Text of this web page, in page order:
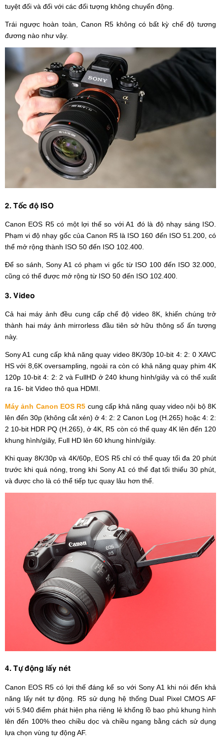
tuyệt đối và đối với các đối tượng không chuyển động.
Trái ngược hoàn toàn, Canon R5 không có bất kỳ chế độ tương
đương nào như vậy.
2. Tốc độ ISO
Canon EOS R5 có một lợi thế so với A1 đó là độ nhạy sáng ISO.
Phạm vi độ nhạy gốc của Canon R5 là ISO 160 đến ISO 51.200, có
thể mở rộng thành ISO 50 đến ISO 102.400.
Để so sánh, Sony A1 có phạm vi gốc từ ISO 100 đến ISO 32.000,
cũng có thể được mở rộng từ ISO 50 đến ISO 102.400.
3. Video
Cả hai máy ảnh đều cung cấp chế độ video 8K, khiến chúng trở
thành hai máy ảnh mirrorless đầu tiên sở hữu thông số ấn tượng
này.
Sony A1 cung cấp khả năng quay video 8K/30p 10-bit 4: 2: 0 XAVC
HS với 8,6K oversampling, ngoài ra còn có khả năng quay phim 4K
120p 10-bit 4: 2: 2 và FullHD ở 240 khung hình/giây và có thể xuất
ra 16- bit Video thô qua HDMI.
Máy ảnh Canon EOS R5 cung cấp khả năng quay video nội bộ 8K
lên đến 30p (không cắt xén) ở 4: 2: 2 Canon Log (H.265) hoặc 4: 2:
2 10-bit HDR PQ (H.265), ở 4K, R5 còn có thể quay 4K lên đến 120
khung hình/giây, Full HD lên 60 khung hình/giây.
Khi quay 8K/30p và 4K/60p, EOS R5 chỉ có thể quay tối đa 20 phút
trước khi quá nóng, trong khi Sony A1 có thể đạt tối thiểu 30 phút,
và được cho là có thể tiếp tục quay lâu hơn thế.
4. Tự động lấy nét
Canon EOS R5 có lợi thế đáng kể so với Sony A1 khi nói đến khả
năng lấy nét tự động. R5 sử dụng hệ thống Dual Pixel CMOS AF
với 5.940 điểm phát hiện pha riêng lẻ khổng lồ bao phủ khung hình
lên đến 100% theo chiều dọc và chiều ngang bằng cách sử dụng
lựa chọn vùng tự động AF.